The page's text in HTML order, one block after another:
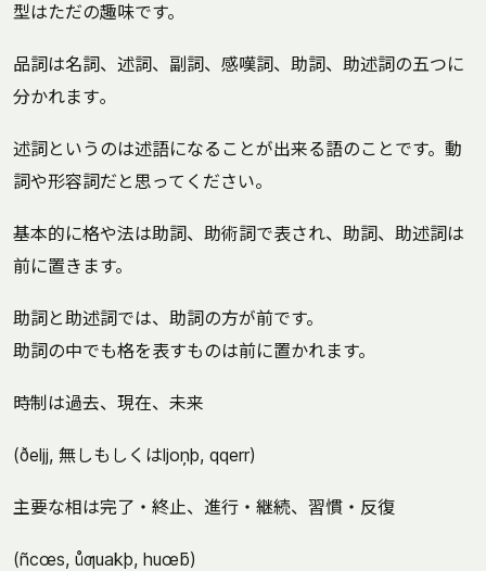
型はただの趣味です。
品詞は名詞、述詞、副詞、感嘆詞、助詞、助述詞の五つに
分かれます｡
述詞というのは述語になることが出来る語のことです。動
詞や形容詞だと思ってください。
基本的に格や法は助詞、助術詞で表され、助詞、助述詞は
前に置きます。
助詞と助述詞では、助詞の方が前です。
助詞の中でも格を表すものは前に置かれます。
時制は過去、現在、未来
(ðeljj, 無しもしくはljoņþ, qqerr)
主要な相は完了・終止、進行・継続、習慣・反復
(ñcœs, ůƣuakþ, huœƃ)